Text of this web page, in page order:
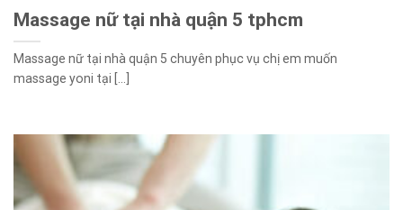
Massage nữ tại nhà quận 5 tphcm
Massage nữ tại nhà quận 5 chuyên phục vụ chị em muốn
massage yoni tại [...]